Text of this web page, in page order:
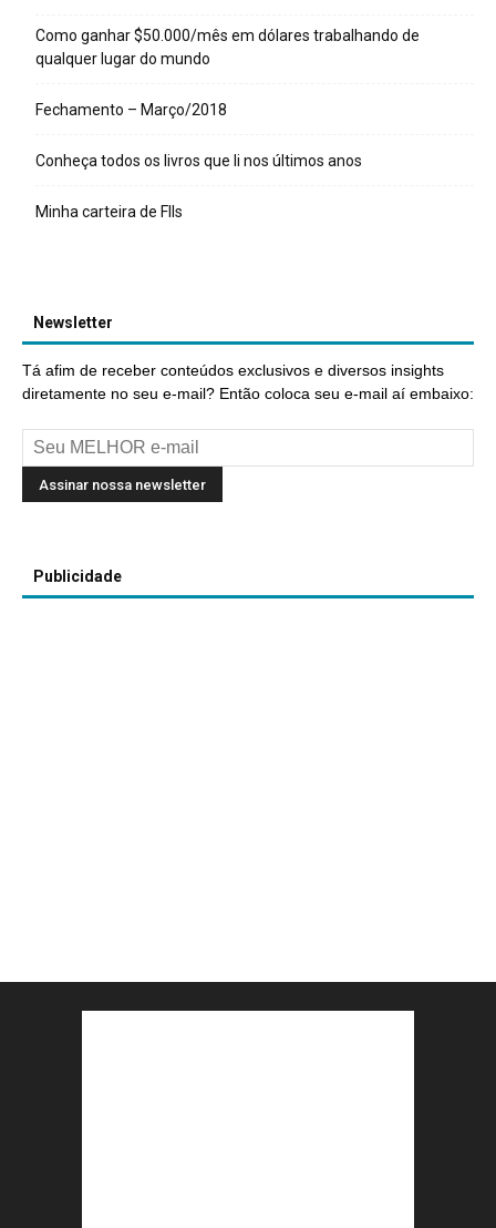
Como ganhar $50.000/mês em dólares trabalhando de
qualquer lugar do mundo
Fechamento – Março/2018
Conheça todos os livros que li nos últimos anos
Minha carteira de FIIs
Newsletter
Tá afim de receber conteúdos exclusivos e diversos insights
diretamente no seu e-mail? Então coloca seu e-mail aí embaixo:
Publicidade